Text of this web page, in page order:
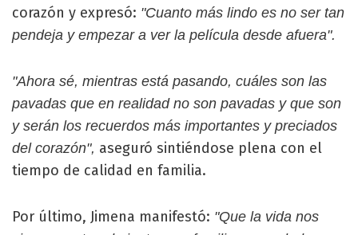
corazón y expresó: "Cuanto más lindo es no ser tan
pendeja y empezar a ver la película desde afuera".
"Ahora sé, mientras está pasando, cuáles son las
pavadas que en realidad no son pavadas y que son
y serán los recuerdos más importantes y preciados
del corazón", aseguró sintiéndose plena con el
tiempo de calidad en familia.
Por último, Jimena manifestó: "Que la vida nos